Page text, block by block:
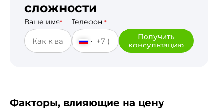
сложности
Ваше имя* Телефон *
Получить
консультацию
Факторы, влияющие на цену